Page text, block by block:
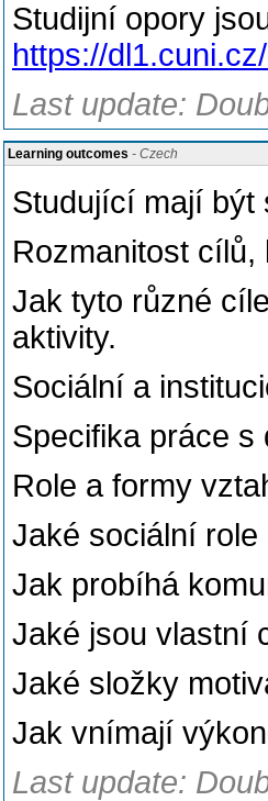
Studijní opory
https://
Last update:
Learning outcomes - Czech
Studující mají být
Rozmanitost
Jak tyto různé
aktivity.
Sociální a
Specifika práce s
Role a formy
Jaké sociální role
Jak probíhá
Jaké jsou vlastní
Jaké složky
Jak vnímají vý
Last update: